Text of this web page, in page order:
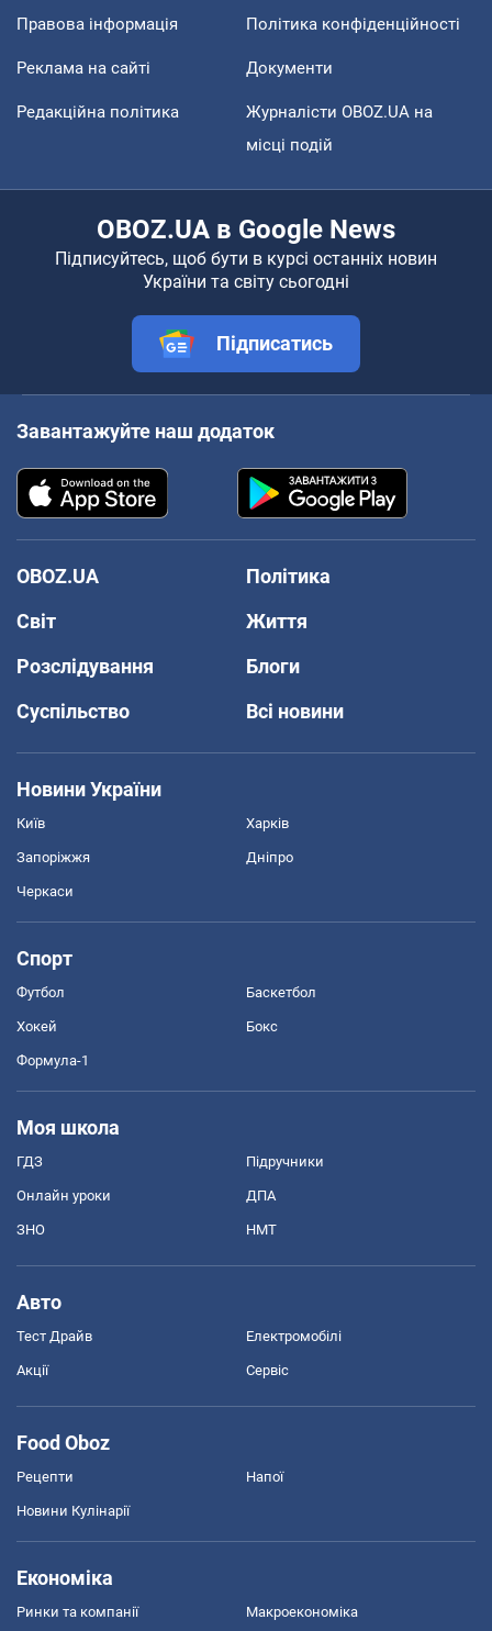
Правова інформація Політика конфіденційності
Реклама на сайті Документи
Редакційна політика
Журналісти OBOZ.UA на
місці подій
OBOZ.UA в Google News
Підписуйтесь, щоб бути в курсі останніх новин
України та світу сьогодні
Підписатись
Завантажуйте наш додаток
OBOZ.UA
Політика
Світ
Життя
Розслідування
Блоги
Суспільство
Всі новини
Новини України
Київ Харків
Запоріжжя Дніпро
Черкаси
Спорт
Футбол Баскетбол
Хокей Бокс
Формула-1
Моя школа
ГДЗ Підручники
Онлайн уроки ДПА
ЗНО НМТ
Авто
Тест Драйв Електромобілі
Акції Сервіс
Food Oboz
Рецепти Напої
Новини Кулінарії
Економіка
Ринки та компанії Макроекономіка